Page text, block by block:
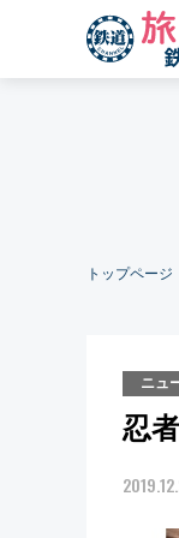
トップページ
ニュ
忍